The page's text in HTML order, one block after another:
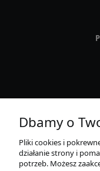
Dbamy o
Pliki cookies i
działanie strony i
potrzeb. Możesz